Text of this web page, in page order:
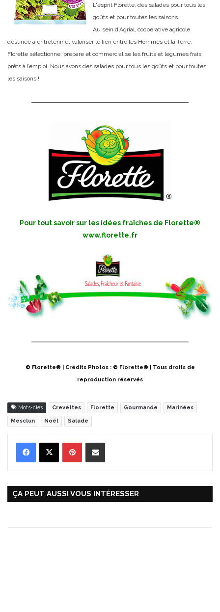
L'esprit Florette, des salades pour tous les
goûts et pour toutes les saisons.
Au sein d’Agrial, coopérative agricole
destinée à entretenir et valoriser le lien entre les Hommes et la Terre,
Florette sélectionne, prépare et commercialise les fruits et légumes frais
prêts à l’emploi. Nous avons des salades pour tous les goûts et pour toutes
les saisons !
Pour tout savoir sur les idées fraîches de Florette®
www.florette.fr
© Florette® | Crédits Photos : © Florette® | Tous droits de
reproduction réservés
Mots-clés Crevettes Florette Gourmande Marinées
Mesclun Noël Salade
ÇA PEUT AUSSI VOUS INTÉRESSER